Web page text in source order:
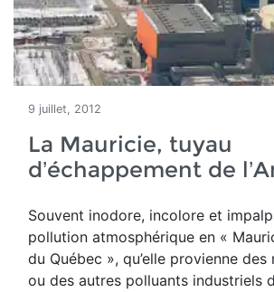
9 juillet, 2012
La Mauricie, tuyau
d’échappement de
Souvent inodore, incolore et
pollution atmosphérique en «
du Québec », qu’elle provienne
ou des autres polluants industriels